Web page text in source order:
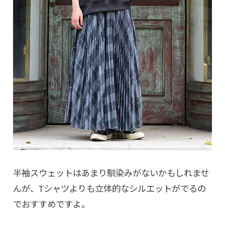
半袖スウェットはあまり馴染みがないかもしれませ
んが、Tシャツよりも立体的なシルエットがでるの
でおすすめですよ。